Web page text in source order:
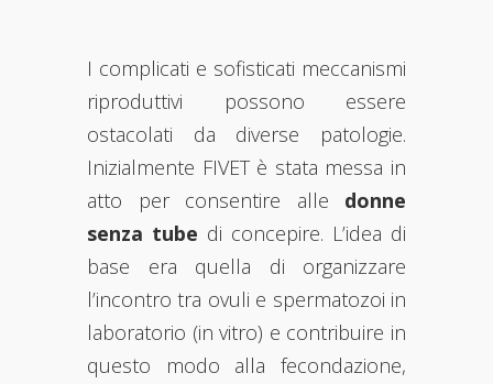
I complicati e sofisticati meccanismi
riproduttivi possono essere
ostacolati da diverse patologie.
Inizialmente FIVET è stata messa in
atto per consentire alle donne
senza tube di concepire. L’idea di
base era quella di organizzare
l’incontro tra ovuli e spermatozoi in
laboratorio (in vitro) e contribuire in
questo modo alla fecondazione,